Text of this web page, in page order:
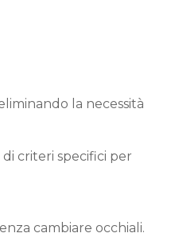
la necessità
di criteri specifici per
cambiare occhiali.